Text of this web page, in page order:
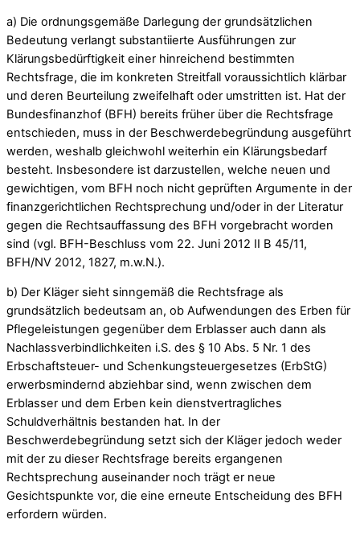
a) Die ordnungsgemäße Darlegung der grundsätzlichen
Bedeutung verlangt substantiierte Ausführungen zur
Klärungsbedürftigkeit einer hinreichend bestimmten
Rechtsfrage, die im konkreten Streitfall voraussichtlich klärbar
und deren Beurteilung zweifelhaft oder umstritten ist. Hat der
Bundesfinanzhof (BFH) bereits früher über die Rechtsfrage
entschieden, muss in der Beschwerdebegründung ausgeführt
werden, weshalb gleichwohl weiterhin ein Klärungsbedarf
besteht. Insbesondere ist darzustellen, welche neuen und
gewichtigen, vom BFH noch nicht geprüften Argumente in der
finanzgerichtlichen Rechtsprechung und/oder in der Literatur
gegen die Rechtsauffassung des BFH vorgebracht worden
sind (vgl. BFH-Beschluss vom 22. Juni 2012 II B 45/11,
BFH/NV 2012, 1827, m.w.N.).
b) Der Kläger sieht sinngemäß die Rechtsfrage als
grundsätzlich bedeutsam an, ob Aufwendungen des Erben für
Pflegeleistungen gegenüber dem Erblasser auch dann als
Nachlassverbindlichkeiten i.S. des § 10 Abs. 5 Nr. 1 des
Erbschaftsteuer- und Schenkungsteuergesetzes (ErbStG)
erwerbsmindernd abziehbar sind, wenn zwischen dem
Erblasser und dem Erben kein dienstvertragliches
Schuldverhältnis bestanden hat. In der
Beschwerdebegründung setzt sich der Kläger jedoch weder
mit der zu dieser Rechtsfrage bereits ergangenen
Rechtsprechung auseinander noch trägt er neue
Gesichtspunkte vor, die eine erneute Entscheidung des BFH
erfordern würden.